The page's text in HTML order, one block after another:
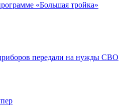
«Большая тройка»
передали на нужды СВО